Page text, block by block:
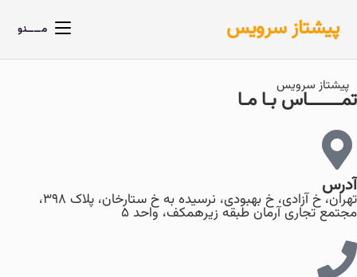
پیشتاز سرویس مــــنو
پیشتاز سرویس
تمـــــــاس بـا مـا
آدرس
تهران، خ آزادی، خ بهبودی، نرسیده به خ ستارخان، پلاک ۳۹۸،
مجتمع تجاری آرمان طبقه زیرهمکف، واحد ۵